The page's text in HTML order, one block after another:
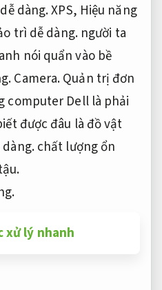
dàng.XPS, Hiệu năng
trì dễ dàng.người ta
nói quẩn vào bề
Camera.Quản trị đơn
computer Dell là phải
được đâu là đồ vật
chất lượng ổn
xử lý nhanh